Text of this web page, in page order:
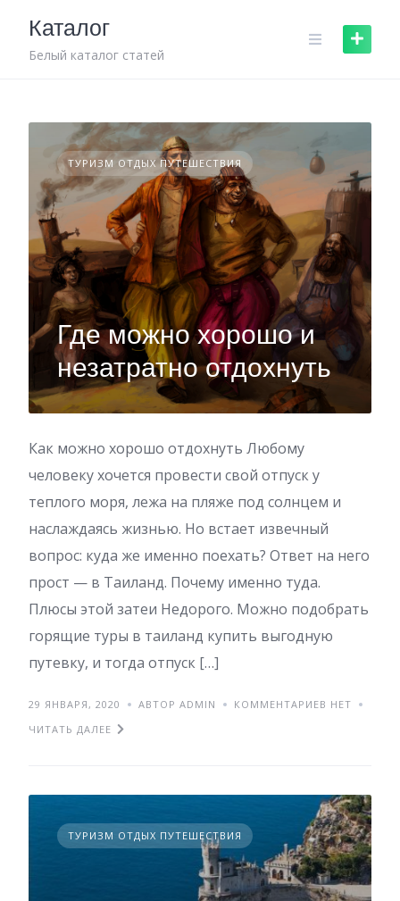
content
Каталог
Белый каталог статей
ТУРИЗМ ОТДЫХ ПУТЕШЕСТВИЯ
Где можно хорошо и
незатратно отдохнуть
Как можно хорошо отдохнуть Любому
человеку хочется провести свой отпуск у
теплого моря, лежа на пляже под солнцем и
наслаждаясь жизнью. Но встает извечный
вопрос: куда же именно поехать? Ответ на него
прост — в Таиланд. Почему именно туда.
Плюсы этой затеи Недорого. Можно подобрать
горящие туры в таиланд купить выгодную
путевку, и тогда отпуск […]
29 ЯНВАРЯ, 2020 АВТОР ADMIN
КОММЕНТАРИЕВ НЕТ
ЧИТАТЬ ДАЛЕЕ
ТУРИЗМ ОТДЫХ ПУТЕШЕСТВИЯ